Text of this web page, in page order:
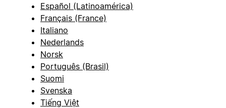
Español (Latinoamérica)
Français (France)
Italiano
Nederlands
Norsk
Português (Brasil)
Suomi
Svenska
Tiếng Việt